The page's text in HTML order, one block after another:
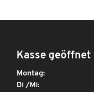
Kasse geöffnet
Montag:
Di /Mi: